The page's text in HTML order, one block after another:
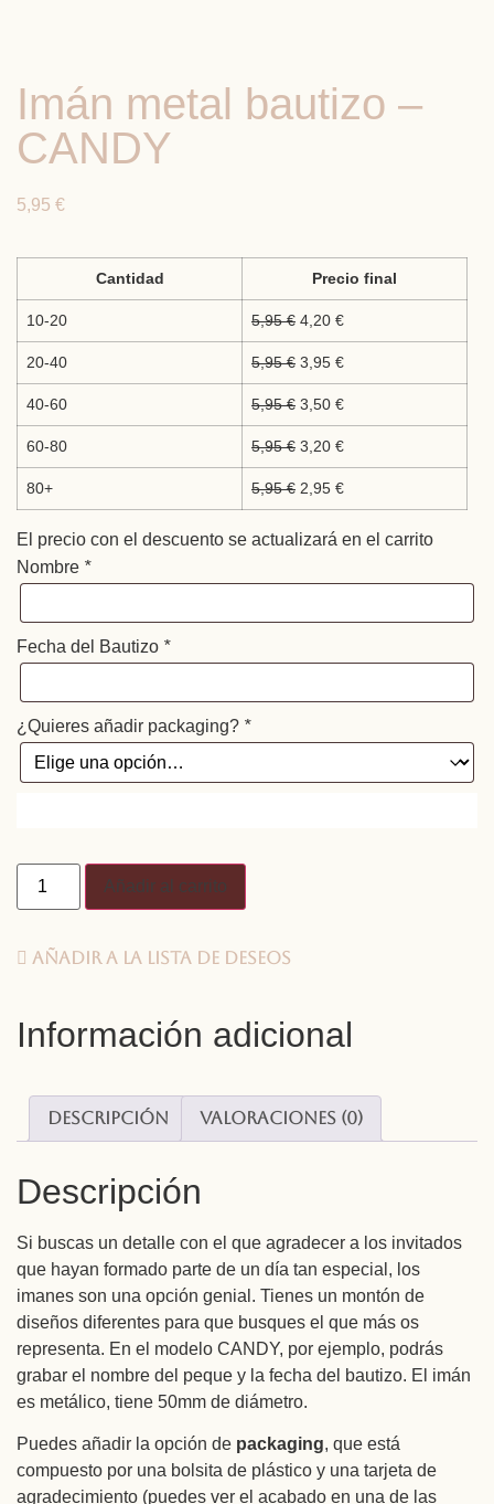
Imán metal bautizo –
CANDY
5,95 €
Cantidad Precio final
10-20 5,95€ 4,20 €
20-40 5,95€ 3,95 €
40-60 5,95€ 3,50 €
60-80 5,95€ 3,20 €
80+ 5,95€ 2,95 €
El precio con el descuento se actualizará en el carrito
Nombre *
Fecha del Bautizo *
¿Quieres añadir packaging? *
Añadir al carrito
Añadir a la lista de deseos
Información adicional
Descripción Valoraciones (0)
Descripción
Si buscas un detalle con el que agradecer a los invitados
que hayan formado parte de un día tan especial, los
imanes son una opción genial. Tienes un montón de
diseños diferentes para que busques el que más os
representa. En el modelo CANDY, por ejemplo, podrás
grabar el nombre del peque y la fecha del bautizo. El imán
es metálico, tiene 50mm de diámetro.
Puedes añadir la opción de packaging, que está
compuesto por una bolsita de plástico y una tarjeta de
agradecimiento (puedes ver el acabado en una de las